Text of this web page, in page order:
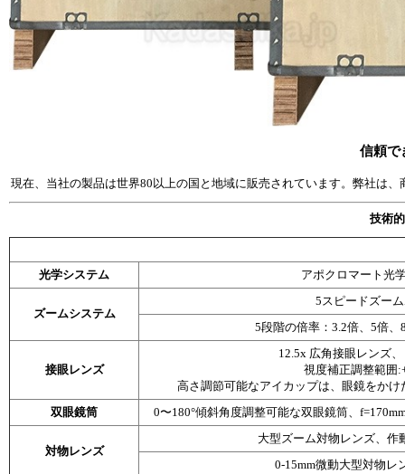
信頼で
現在、当社の製品は世界80以上の国と地域に販売されています。弊社は
技術
光学システム アポクロマート光
ズームシステム
5スピードズー
5段階の倍率：3.2倍、5倍、
接眼レンズ
12.5x 広角接眼レンズ
視度補正調整範囲
高さ調節可能なアイカップは、眼鏡をか
双眼鏡筒
0〜180°傾斜角度調整可能な双眼鏡筒、
対物レンズ
大型ズーム対物レンズ、作
0-15mm微動大型対物レ